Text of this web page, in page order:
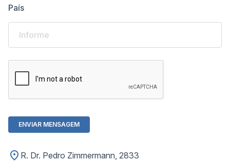
País
ENVIAR MENSAGEM
R. Dr. Pedro Zimmermann, 2833